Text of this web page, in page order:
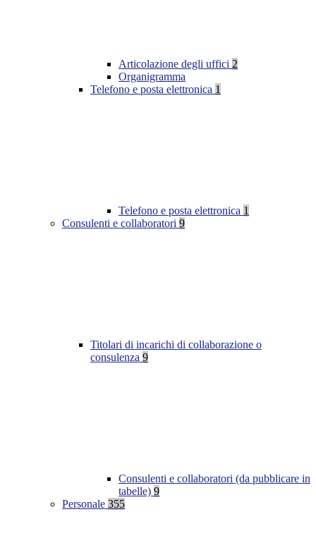
Articolazione degli uffici 2
Organigramma
Telefono e posta elettronica 1
Telefono e posta elettronica 1
Consulenti e collaboratori 9
Titolari di incarichi di collaborazione o
consulenza 9
Consulenti e collaboratori (da pubblicare in
tabelle) 9
Personale 355